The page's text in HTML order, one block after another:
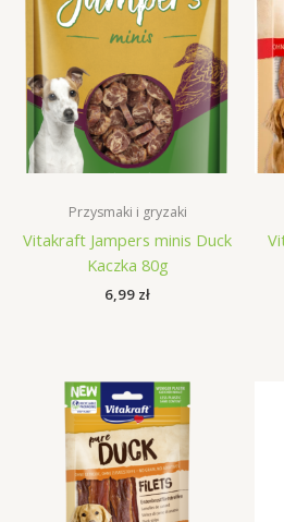
Przysmaki i gryzaki
Vitakraft Jampers minis Duck
Kaczka 80g
6,99 zł